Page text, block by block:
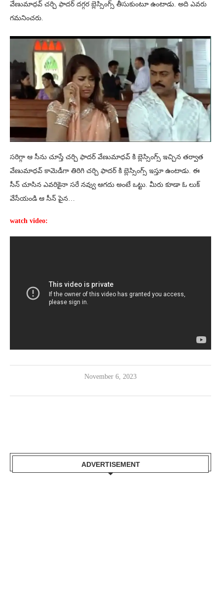
వేణుమాధవ్ చర్చి ఫాదర్ దగ్గర బ్లెస్సింగ్స్ తీసుకుంటూ ఉంటాడు. అది ఎవరు
గమనించరు.
సరిగ్గా ఆ సీను చూస్తే చర్చి ఫాదర్ వేణుమాధవ్ కి బ్లెస్సింగ్స్ ఇచ్చిన తర్వాత
వేణుమాధవ్ కామెడీగా తిరిగి చర్చి ఫాదర్ కి బ్లెస్సింగ్స్ ఇస్తూ ఉంటాడు. ఈ
సీన్ చూసిన ఎవరికైనా సరే నవ్వు ఆగదు అంటే ఒట్టు. మీరు కూడా ఓ లుక్
వేసేయండి ఆ సీన్ పైన…
watch video:
November 6, 2023
ADVERTISEMENT